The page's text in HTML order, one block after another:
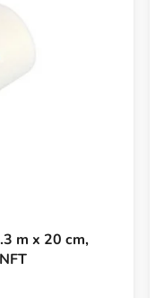
m x 20 cm,